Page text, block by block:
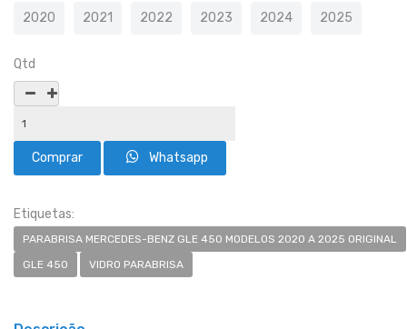
2020 2021 2022 2023 2024 2025
Qtd
Whatsapp
Etiquetas:
PARABRISA MERCEDES-BENZ GLE 450 MODELOS 2020 A 2025 ORIGINAL
GLE 450
VIDRO PARABRISA